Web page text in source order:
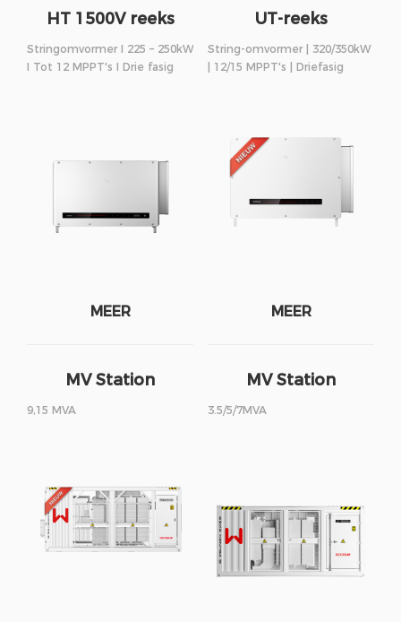
HT 1500V reeks
Stringomvormer I 225 – 250kW
I Tot 12 MPPT's I Drie fasig
MEER
UT-reeks
String-omvormer | 320/350kW
| 12/15 MPPT's | Driefasig
MEER
MV Station
9,15 MVA
MV Station
3.5/5/7MVA